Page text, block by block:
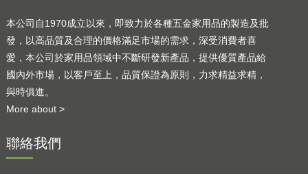
本公司自1970成立以來，即致力於各種五金家用品的製造及批
發，以高品質及合理的價格滿足市場的需求，深受消費者喜
愛，本公司於家用品領域中不斷研發新產品，提供優質產品給
國內外市場，以客戶至上，品質保證為原則，力求精益求精，
與時俱進。
More about >
聯絡我們